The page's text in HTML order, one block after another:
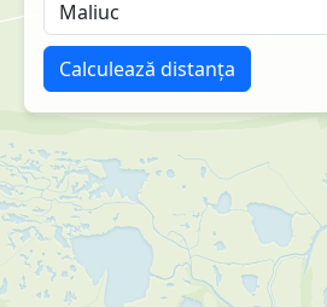
Calculează distanța